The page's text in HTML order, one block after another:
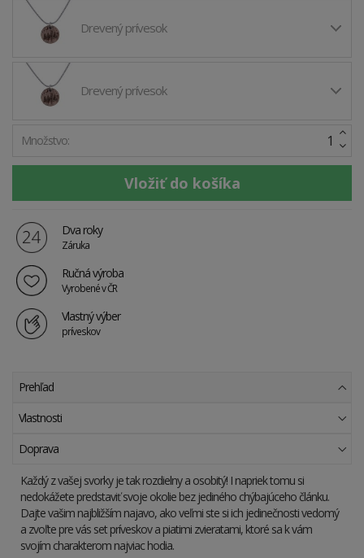
Drevený prívesok
Drevený prívesok
Množstvo:
Dva roky
Záruka
Ručná výroba
Vyrobené v ČR
Vlastný výber
príveskov
Prehľad
Vlastnosti
Doprava
Každý z vašej svorky je tak rozdielny a osobitý! I napriek tomu si
nedokážete predstaviť svoje okolie bez jediného chýbajúceho článku.
Dajte vašim najbližším najavo, ako veľmi ste si ich jedinečnosti vedomý
a zvoľte pre vás set príveskov a piatimi zvieratami, ktoré sa k vám
svojím charakterom najviac hodia.